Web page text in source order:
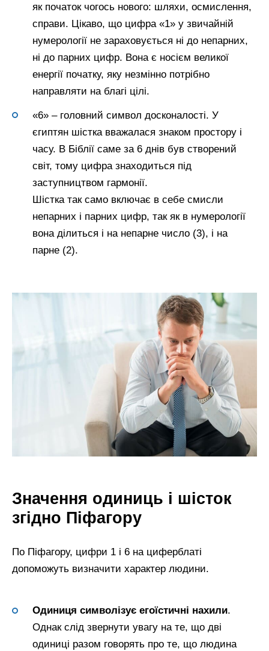
як початок чогось нового: шляхи, осмислення,
справи. Цікаво, що цифра «1» у звичайній
нумерології не зараховується ні до непарних,
ні до парних цифр. Вона є носієм великої
енергії початку, яку незмінно потрібно
направляти на благі цілі.
«6» – головний символ досконалості. У
єгиптян шістка вважалася знаком простору і
часу. В Біблії саме за 6 днів був створений
світ, тому цифра знаходиться під
заступництвом гармонії.
Шістка так само включає в себе смисли
непарних і парних цифр, так як в нумерології
вона ділиться і на непарне число (3), і на
парне (2).
Значення одиниць і шісток
згідно Піфагору
По Піфагору, цифри 1 і 6 на циферблаті
допоможуть визначити характер людини.
Одиниця символізує егоїстичні нахили.
Однак слід звернути увагу на те, що дві
одиниці разом говорять про те, що людина